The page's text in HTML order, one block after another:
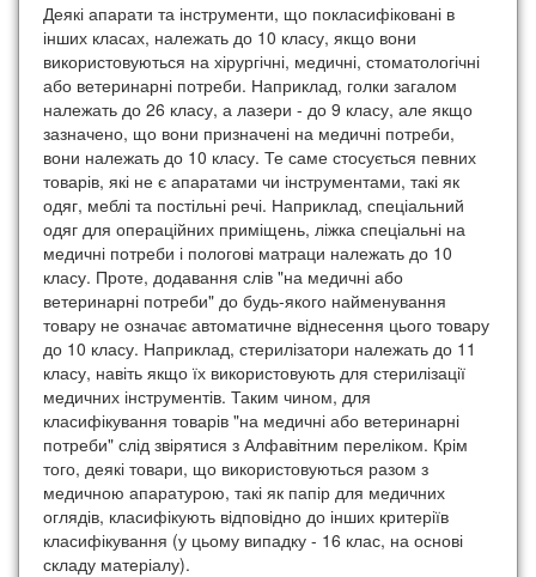
Деякі апарати та інструменти, що покласифіковані в
інших класах, належать до 10 класу, якщо вони
використовуються на хірургічні, медичні, стоматологічні
або ветеринарні потреби. Наприклад, голки загалом
належать до 26 класу, а лазери - до 9 класу, але якщо
зазначено, що вони призначені на медичні потреби,
вони належать до 10 класу. Те саме стосується певних
товарів, які не є апаратами чи інструментами, такі як
одяг, меблі та постільні речі. Наприклад, спеціальний
одяг для операційних приміщень, ліжка спеціальні на
медичні потреби і пологові матраци належать до 10
класу. Проте, додавання слів "на медичні або
ветеринарні потреби" до будь-якого найменування
товару не означає автоматичне віднесення цього товару
до 10 класу. Наприклад, стерилізатори належать до 11
класу, навіть якщо їх використовують для стерилізації
медичних інструментів. Таким чином, для
класифікування товарів "на медичні або ветеринарні
потреби" слід звірятися з Алфавітним переліком. Крім
того, деякі товари, що використовуються разом з
медичною апаратурою, такі як папір для медичних
оглядів, класифікують відповідно до інших критеріїв
класифікування (у цьому випадку - 16 клас, на основі
складу матеріалу).